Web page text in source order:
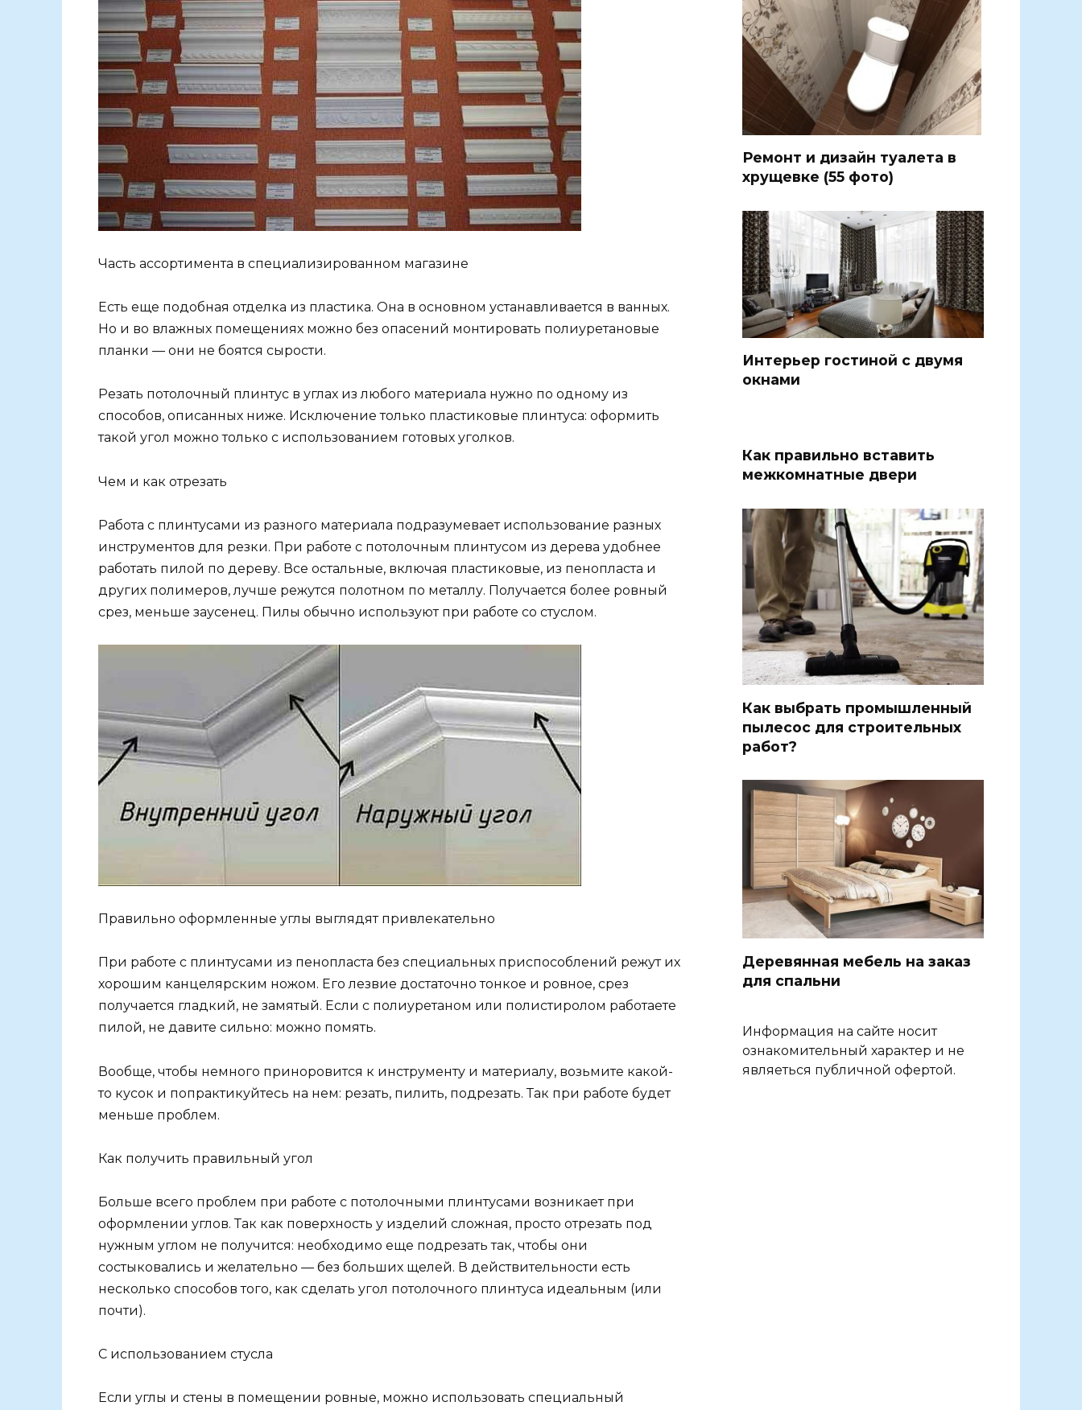
Часть ассортимента в специализированном магазине
Есть еще подобная отделка из пластика. Она в основном устанавливается в ванных.
Но и во влажных помещениях можно без опасений монтировать полиуретановые
планки — они не боятся сырости.
Резать потолочный плинтус в углах из любого материала нужно по одному из
способов, описанных ниже. Исключение только пластиковые плинтуса: оформить
такой угол можно только с использованием готовых уголков.
Чем и как отрезать
Работа с плинтусами из разного материала подразумевает использование разных
инструментов для резки. При работе с потолочным плинтусом из дерева удобнее
работать пилой по дереву. Все остальные, включая пластиковые, из пенопласта и
других полимеров, лучше режутся полотном по металлу. Получается более ровный
срез, меньше заусенец. Пилы обычно используют при работе со стуслом.
Правильно оформленные углы выглядят привлекательно
При работе с плинтусами из пенопласта без специальных приспособлений режут их
хорошим канцелярским ножом. Его лезвие достаточно тонкое и ровное, срез
получается гладкий, не замятый. Если с полиуретаном или полистиролом работаете
пилой, не давите сильно: можно помять.
Вообще, чтобы немного приноровится к инструменту и материалу, возьмите какой-
то кусок и попрактикуйтесь на нем: резать, пилить, подрезать. Так при работе будет
меньше проблем.
Как получить правильный угол
Больше всего проблем при работе с потолочными плинтусами возникает при
оформлении углов. Так как поверхность у изделий сложная, просто отрезать под
нужным углом не получится: необходимо еще подрезать так, чтобы они
состыковались и желательно — без больших щелей. В действительности есть
несколько способов того, как сделать угол потолочного плинтуса идеальным (или
почти).
С использованием стусла
Если углы и стены в помещении ровные, можно использовать специальный
Ремонт и дизайн туалета в
хрущевке (55 фото)
Интерьер гостиной с двумя
окнами
Как правильно вставить
межкомнатные двери
Как выбрать промышленный
пылесос для строительных
работ?
Деревянная мебель на заказ
для спальни
Информация на сайте носит
ознакомительный характер и не
являеться публичной офертой.